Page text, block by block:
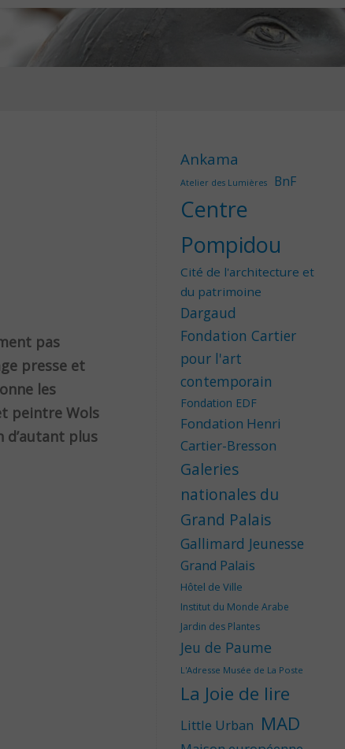
pas
presse et
les
peintre Wols
d’autant plus
Ankama
Atelier des Lumières BnF
Centre
Pompidou
Cité de l'architecture et
du patrimoine
Dargaud
Fondation Cartier
pour l'art
contemporain
Fondation EDF
Fondation Henri
Cartier-Bresson
Galeries
nationales du
Grand Palais
Gallimard Jeunesse
Grand Palais
Hôtel de Ville
Institut du Monde Arabe
Jardin des Plantes
Jeu de Paume
L'Adresse Musée de La Poste
La Joie de lire
Little Urban MAD